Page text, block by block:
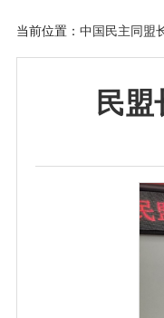
当前位置： 中国民主同盟
民